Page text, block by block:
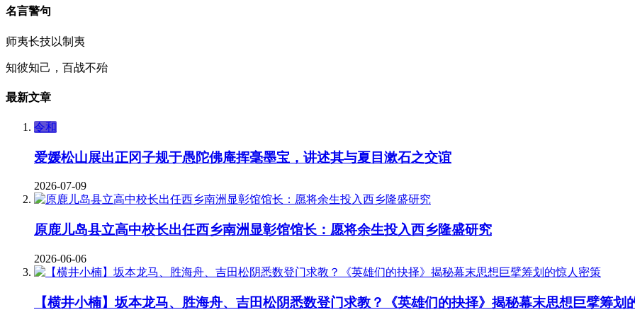
名言警句
师夷长技以制夷
知彼知己，百战不殆
最新文章
令和
爱媛松山展出正冈子规于愚陀佛庵挥毫墨宝，讲述其与夏目漱石之交谊
2026-07-09
原鹿儿岛县立高中校长出任西乡南洲显彰馆馆长：愿将余生投入西乡隆盛研究
2026-06-06
【横井小楠】坂本龙马、胜海舟、吉田松阴悉数登门求教？《英雄们的抉择》揭秘幕末思想巨擘筹划